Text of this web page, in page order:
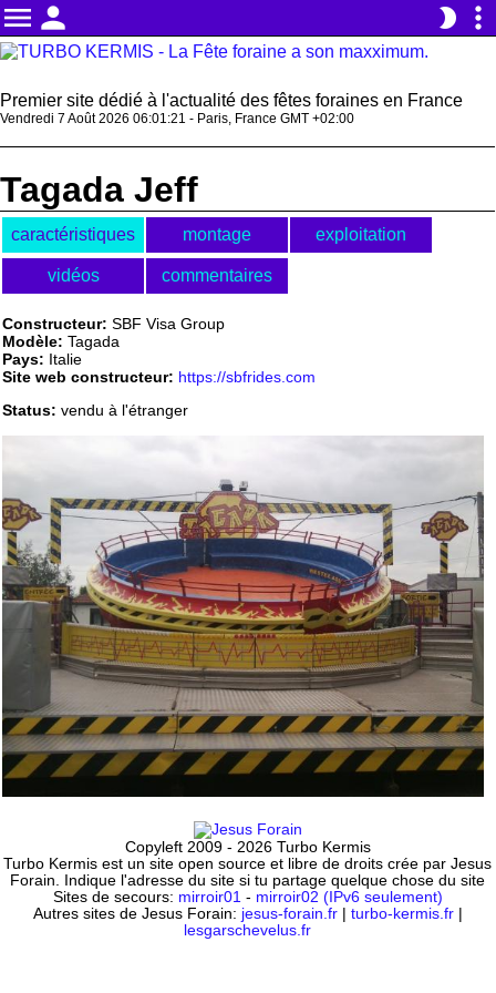
menu person brightness_2 more_vert
Premier site dédié à l'actualité des fêtes foraines en France
Vendredi 7 Août 2026 06:01:21 - Paris, France GMT +02:00
Tagada Jeff
caractéristiques montage exploitation
vidéos commentaires
Constructeur: SBF Visa Group
Modèle: Tagada
Pays: Italie
Site web constructeur: https://sbfrides.com
Status: vendu à l'étranger
Copyleft 2009 - 2026 Turbo Kermis
Turbo Kermis est un site open source et libre de droits crée par Jesus
Forain. Indique l'adresse du site si tu partage quelque chose du site
Sites de secours: mirroir01 - mirroir02 (IPv6 seulement)
Autres sites de Jesus Forain: jesus-forain.fr| turbo-kermis.fr|
lesgarschevelus.fr